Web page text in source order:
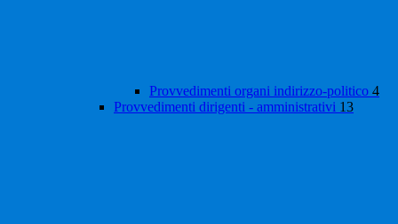
Provvedimenti organi indirizzo-politico 4
Provvedimenti dirigenti - amministrativi 13